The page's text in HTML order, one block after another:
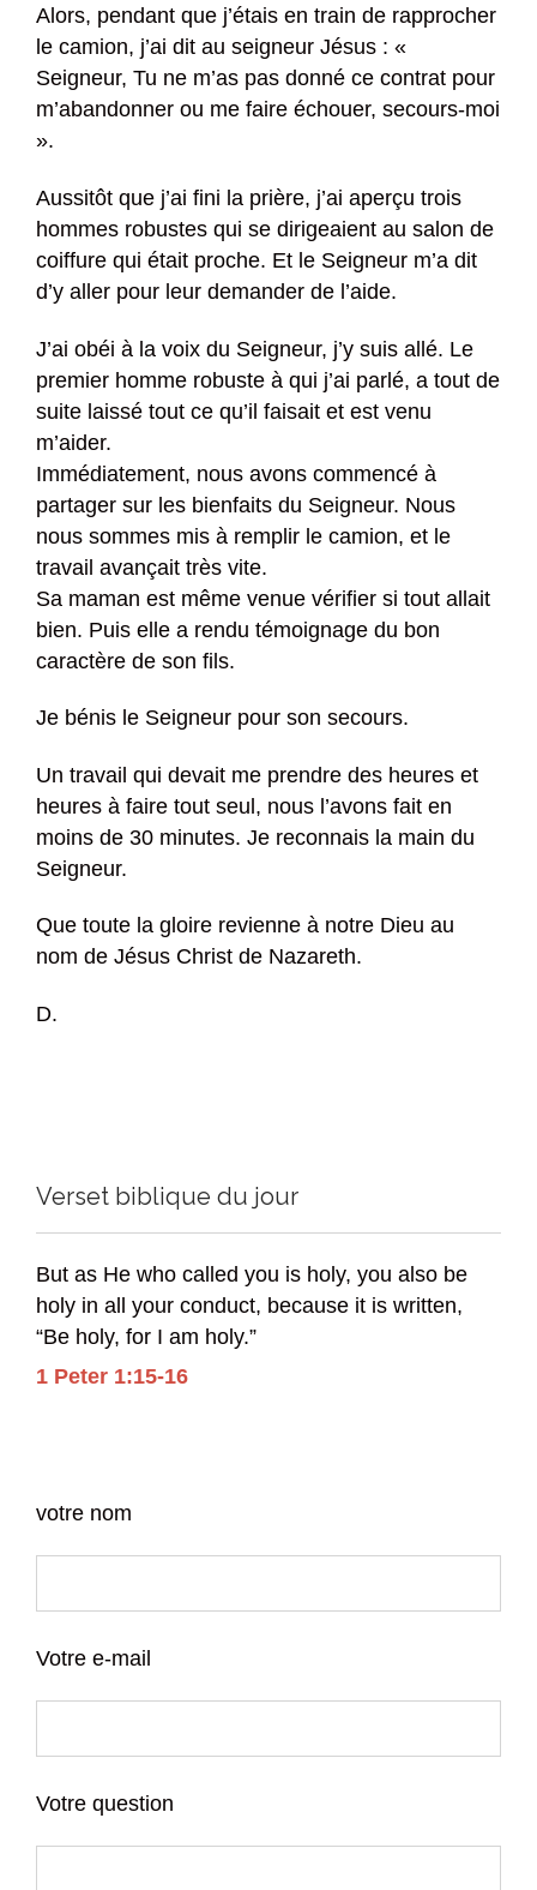
Alors, pendant que j’étais en train de rapprocher
le camion, j’ai dit au seigneur Jésus : «
Seigneur, Tu ne m’as pas donné ce contrat pour
m’abandonner ou me faire échouer, secours-moi
».
Aussitôt que j’ai fini la prière, j’ai aperçu trois
hommes robustes qui se dirigeaient au salon de
coiffure qui était proche. Et le Seigneur m’a dit
d’y aller pour leur demander de l’aide.
J’ai obéi à la voix du Seigneur, j’y suis allé. Le
premier homme robuste à qui j’ai parlé, a tout de
suite laissé tout ce qu’il faisait et est venu
m’aider.
Immédiatement, nous avons commencé à
partager sur les bienfaits du Seigneur. Nous
nous sommes mis à remplir le camion, et le
travail avançait très vite.
Sa maman est même venue vérifier si tout allait
bien. Puis elle a rendu témoignage du bon
caractère de son fils.
Je bénis le Seigneur pour son secours.
Un travail qui devait me prendre des heures et
heures à faire tout seul, nous l’avons fait en
moins de 30 minutes. Je reconnais la main du
Seigneur.
Que toute la gloire revienne à notre Dieu au
nom de Jésus Christ de Nazareth.
D.
Verset biblique du jour
But as He who called you is holy, you also be
holy in all your conduct, because it is written,
“Be holy, for I am holy.”
1 Peter 1:15-16
votre nom
Votre e-mail
Votre question